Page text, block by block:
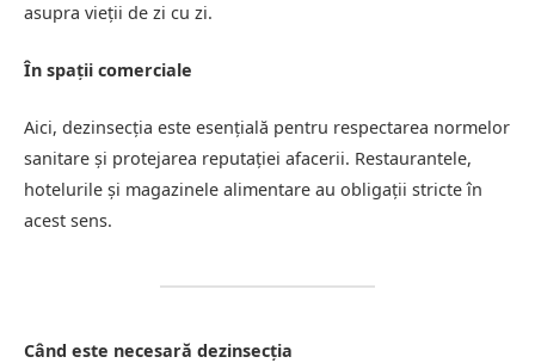
asupra vieții de zi cu zi.
În spații comerciale
Aici, dezinsecția este esențială pentru respectarea normelor
sanitare și protejarea reputației afacerii. Restaurantele,
hotelurile și magazinele alimentare au obligații stricte în
acest sens.
Când este necesară dezinsecția